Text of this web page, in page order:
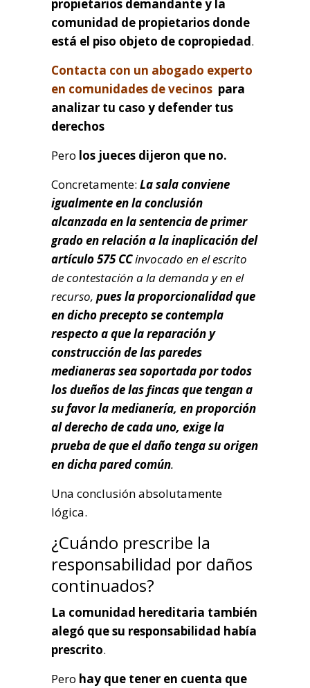
propietarios demandante y la
comunidad de propietarios donde
está el piso objeto de copropiedad.
Contacta con un abogado experto
en comunidades de vecinos para
analizar tu caso y defender tus
derechos
Pero los jueces dijeron que no.
Concretamente: La sala conviene
igualmente en la conclusión
alcanzada en la sentencia de primer
grado en relación a la inaplicación del
artículo 575 CCinvocado en el escrito
de contestación a la demanda y en el
recurso, pues la proporcionalidad que
en dicho precepto se contempla
respecto a que la reparación y
construcción de las paredes
medianeras sea soportada por todos
los dueños de las fincas que tengan a
su favor la medianería, en proporción
al derecho de cada uno, exige la
prueba de que el daño tenga su origen
en dicha pared común.
Una conclusión absolutamente
lógica.
¿Cuándo prescribe la
responsabilidad por daños
continuados?
La comunidad hereditaria también
alegó que su responsabilidad había
prescrito.
Pero hay que tener en cuenta que